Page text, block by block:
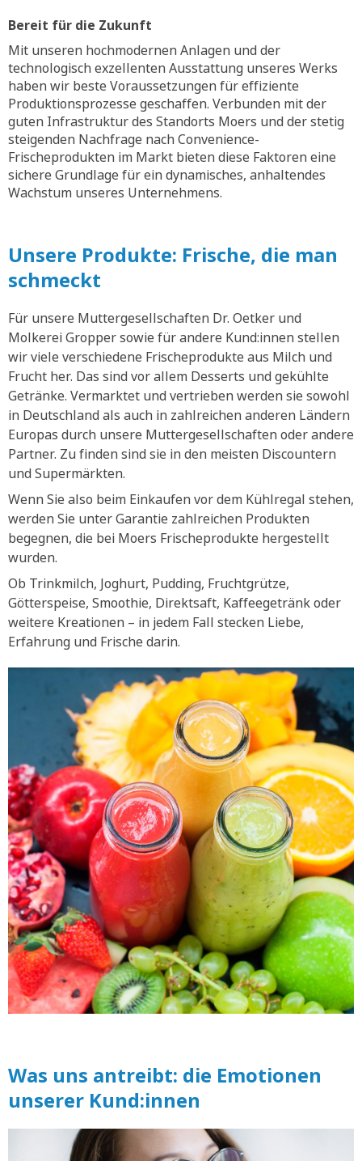
Bereit für die Zukunft
Mit unseren hochmodernen Anlagen und der
technologisch exzellenten Ausstattung unseres Werks
haben wir beste Voraussetzungen für effiziente
Produktionsprozesse geschaffen. Verbunden mit der
guten Infrastruktur des Standorts Moers und der stetig
steigenden Nachfrage nach Convenience-
Frischeprodukten im Markt bieten diese Faktoren eine
sichere Grundlage für ein dynamisches, anhaltendes
Wachstum unseres Unternehmens.
Unsere Produkte: Frische, die man
schmeckt
Für unsere Muttergesellschaften Dr. Oetker und
Molkerei Gropper sowie für andere Kund:innen stellen
wir viele verschiedene Frischeprodukte aus Milch und
Frucht her. Das sind vor allem Desserts und gekühlte
Getränke. Vermarktet und vertrieben werden sie sowohl
in Deutschland als auch in zahlreichen anderen Ländern
Europas durch unsere Muttergesellschaften oder andere
Partner. Zu finden sind sie in den meisten Discountern
und Supermärkten.
Wenn Sie also beim Einkaufen vor dem Kühlregal stehen,
werden Sie unter Garantie zahlreichen Produkten
begegnen, die bei Moers Frischeprodukte hergestellt
wurden.
Ob Trinkmilch, Joghurt, Pudding, Fruchtgrütze,
Götterspeise, Smoothie, Direktsaft, Kaffeegetränk oder
weitere Kreationen – in jedem Fall stecken Liebe,
Erfahrung und Frische darin.
Was uns antreibt: die Emotionen
unserer Kund:innen